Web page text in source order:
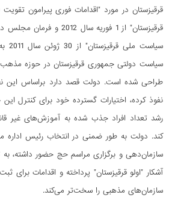
قرقیزستان در مورد "اقدامات فوری پیرامون
قرقیزستان" از 1 فوریه سال
طراحی شده است. دولت قصد دارد براساس این
نفوذ کرده، اختیارات گسترده خود برای کنترل
رشد تعداد افراد جذب شده به آموزش‌های غیر
کند. دولت به طور ضمنی در انتخاب رئیس اداره
سازمان‌دهی و برگزاری مراسم حج حضور داشته،
آشکار "اولو قرقیزستان" پرداخته و اقدامات
سازمان‌های مذهبی را سخت‌تر می‌کند.